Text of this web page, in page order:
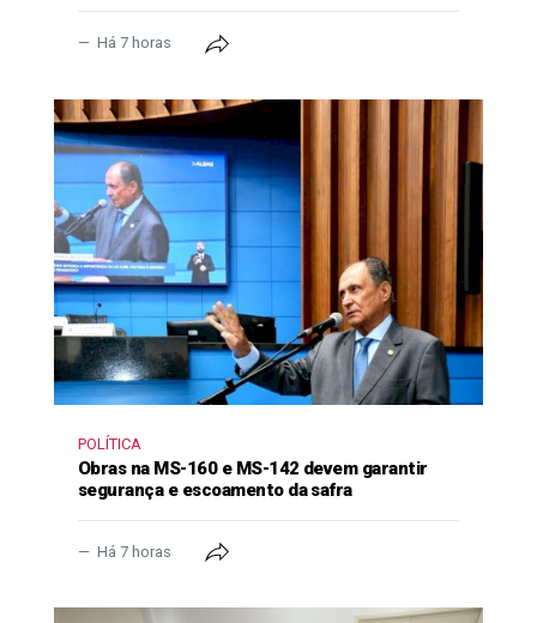
Há 7 horas
POLÍTICA
Obras na MS-160 e MS-142 devem garantir
segurança e escoamento da safra
Há 7 horas